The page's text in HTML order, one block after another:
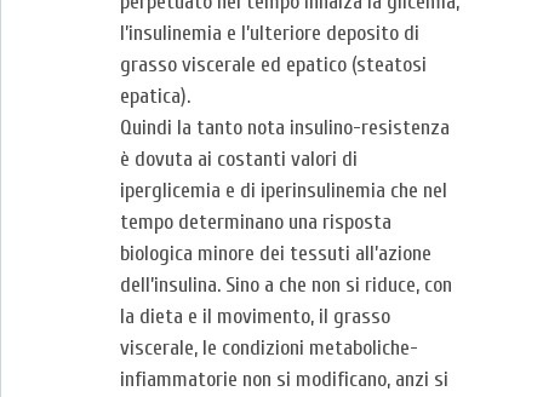
l’insulinemia e l’ulteriore deposito di
grasso viscerale ed epatico (steatosi
epatica).
Quindi la tanto nota insulino-resistenza
è dovuta ai costanti valori di
iperglicemia e di iperinsulinemia che nel
tempo determinano una risposta
biologica minore dei tessuti all’azione
dell’insulina. Sino a che non si riduce, con
la dieta e il movimento, il grasso
viscerale, le condizioni metaboliche-
infiammatorie non si modificano, anzi si